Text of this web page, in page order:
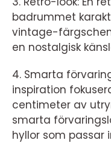
badrummet
vintage-
en nostalgisk
4. Smarta
inspiration
centimeter av
smarta
hyllor som passar